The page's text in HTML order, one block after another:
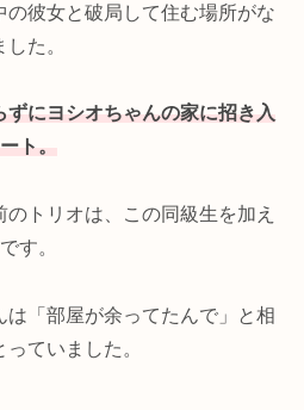
の彼女と破局して住む場所がな
た。
ずにヨシオちゃんの家に招き入
ト。
トリオは、この同級生を加え
す。
は「部屋が余ってたんで」と相
ていました。